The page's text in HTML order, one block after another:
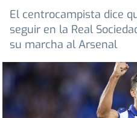
El centrocampista dice
seguir en la Real
su marcha al Arsenal